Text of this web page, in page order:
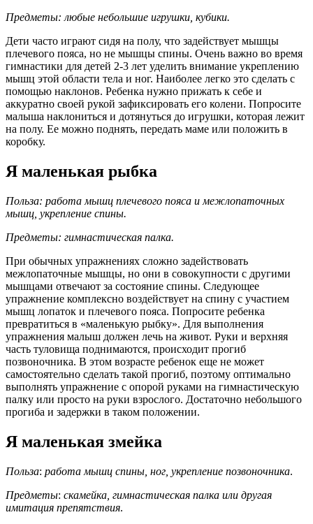
Предметы: любые небольшие игрушки, кубики.
Дети часто играют сидя на полу, что задействует мышцы
плечевого пояса, но не мышцы спины. Очень важно во время
гимнастики для детей 2-3 лет уделить внимание укреплению
мышц этой области тела и ног. Наиболее легко это сделать с
помощью наклонов. Ребенка нужно прижать к себе и
аккуратно своей рукой зафиксировать его колени. Попросите
малыша наклониться и дотянуться до игрушки, которая лежит
на полу. Ее можно поднять, передать маме или положить в
коробку.
Я маленькая рыбка
Польза: работа мышц плечевого пояса и межлопаточных
мышц, укрепление спины.
Предметы: гимнастическая палка.
При обычных упражнениях сложно задействовать
межлопаточные мышцы, но они в совокупности с другими
мышцами отвечают за состояние спины. Следующее
упражнение комплексно воздействует на спину с участием
мышц лопаток и плечевого пояса. Попросите ребенка
превратиться в «маленькую рыбку». Для выполнения
упражнения малыш должен лечь на живот. Руки и верхняя
часть туловища поднимаются, происходит прогиб
позвоночника. В этом возрасте ребенок еще не может
самостоятельно сделать такой прогиб, поэтому оптимально
выполнять упражнение с опорой руками на гимнастическую
палку или просто на руки взрослого. Достаточно небольшого
прогиба и задержки в таком положении.
Я маленькая змейка
Польза: работа мышц спины, ног, укрепление позвоночника.
Предметы: скамейка, гимнастическая палка или другая
имитация препятствия.